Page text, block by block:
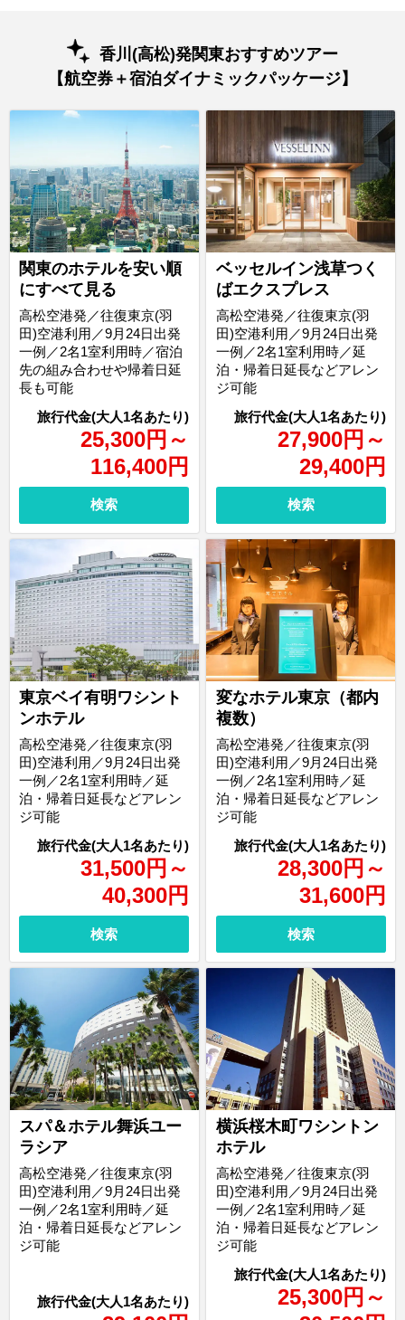
香川(高松)発関東おすすめツアー
【航空券＋宿泊ダイナミックパッケージ】
関東のホテルを安い順
にすべて見る
25,300円 ～
116,400円
高松空港発／往復東京(羽
田)空港利用／9月24日出発
一例／2名1室利用時／宿泊
先の組み合わせや帰着日延
長も可能
検索
ベッセルイン浅草つく
ばエクスプレス
27,900円 ～
29,400円
高松空港発／往復東京(羽
田)空港利用／9月24日出発
一例／2名1室利用時／延
泊・帰着日延長などアレン
ジ可能
検索
東京ベイ有明ワシント
ンホテル
31,500円 ～
40,300円
高松空港発／往復東京(羽
田)空港利用／9月24日出発
一例／2名1室利用時／延
泊・帰着日延長などアレン
ジ可能
検索
変なホテル東京（都内
複数）
28,300円 ～
31,600円
高松空港発／往復東京(羽
田)空港利用／9月24日出発
一例／2名1室利用時／延
泊・帰着日延長などアレン
ジ可能
検索
スパ＆ホテル舞浜ユー
ラシア
高松空港発／往復東京(羽
田)空港利用／9月24日出発
一例／2名1室利用時／延
泊・帰着日延長などアレン
ジ可能
横浜桜木町ワシントン
ホテル
25,300円 ～
高松空港発／往復東京(羽
田)空港利用／9月24日出発
一例／2名1室利用時／延
泊・帰着日延長などアレン
ジ可能